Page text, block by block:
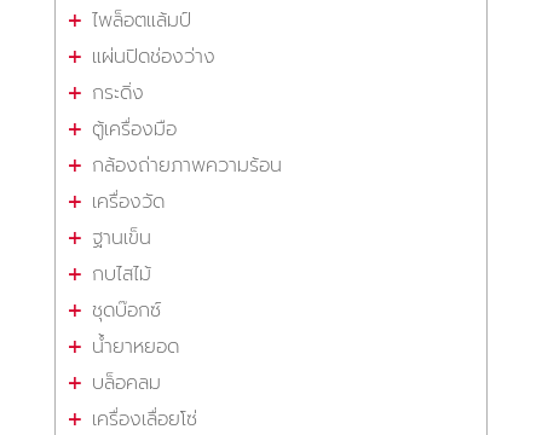
ไพล็อตแล้มป์
แผ่นปิดช่องว่าง
กระดิ่ง
ตู้เครื่องมือ
กล้องถ่ายภาพความร้อน
เครื่องวัด
ฐานเข็น
กบไสไม้
ชุดบ๊อกซ์
น้ำยาหยอด
บล็อคลม
เครื่องเลื่อยโซ่